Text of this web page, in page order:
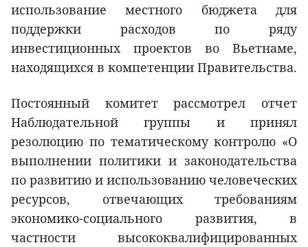
использование местного бюджета для
поддержки расходов по ряду
инвестиционных проектов во Вьетнаме,
находящихся в компетенции Правительства.
Постоянный комитет рассмотрел отчет
Наблюдательной группы и принял
резолюцию по тематическому контролю «О
выполнении политики и законодательства
по развитию и использованию человеческих
ресурсов, отвечающих требованиям
экономико-социального развития, в
частности высококвалифицированных